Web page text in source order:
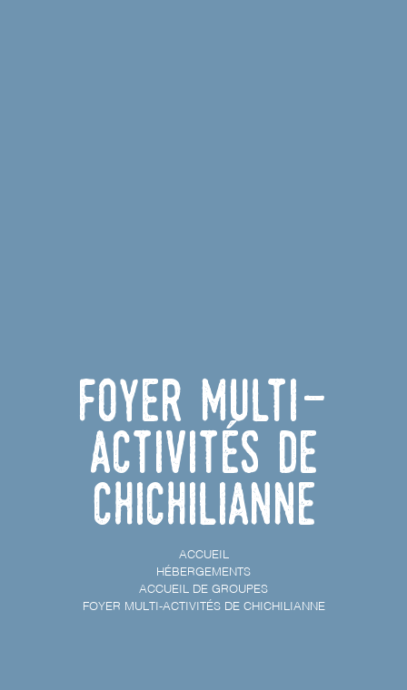
Foyer Multi-
Activités de
Chichilianne
ACCUEIL
HÉBERGEMENTS
ACCUEIL DE GROUPES
FOYER MULTI-ACTIVITÉS DE CHICHILIANNE